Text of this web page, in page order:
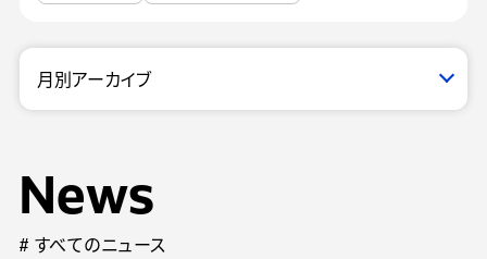
News
# すべてのニュース